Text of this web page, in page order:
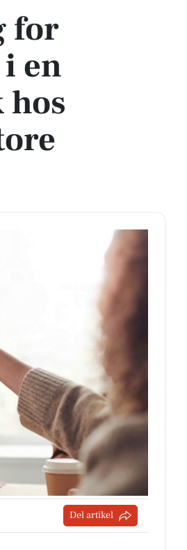
for
en
Del artikel